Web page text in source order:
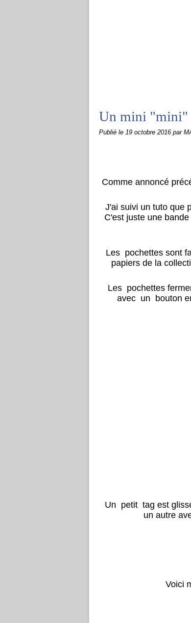
Un mini "mini"
Publié le 19 octobre 2016 par
Comme annoncé
J'ai suivi un tuto que
C'est juste une
Les pochettes sont
papiers de la
Les pochettes
avec un bouton
Un petit tag est
un autre
Voici